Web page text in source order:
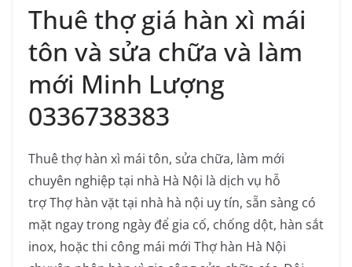
Thuê thợ giá hàn xì mái
tôn và sửa chữa và làm
mới Minh Lượng
0336738383
Thuê thợ hàn xì mái tôn, sửa chữa, làm mới
chuyên nghiệp tại nhà Hà Nội là dịch vụ hỗ
trợ Thợ hàn vặt tại nhà hà nội uy tín, sẵn sàng có
mặt ngay trong ngày để gia cố, chống dột, hàn sắt
inox, hoặc thi công mái mới Thợ hàn Hà Nội